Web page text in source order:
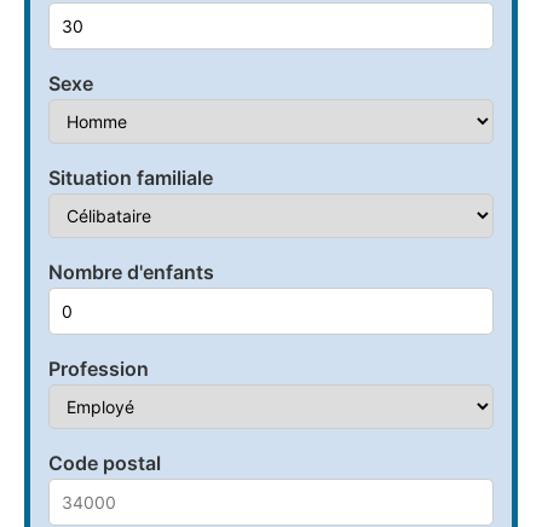
Sexe
Situation familiale
Nombre d'enfants
Profession
Code postal